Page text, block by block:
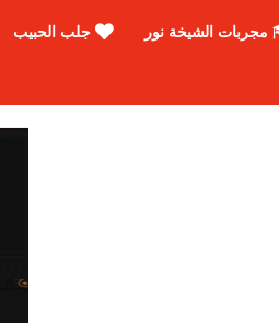
مجربات الشيخة نور جلب الحبيب